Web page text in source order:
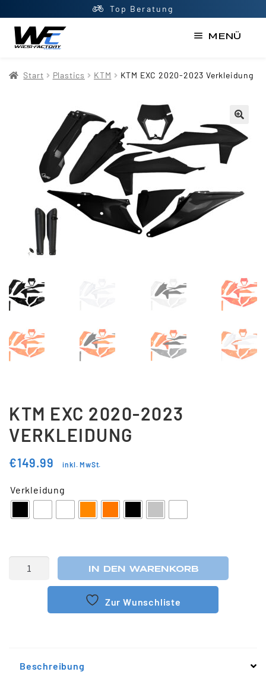
Top Beratung
MENÜ
Datenschutzerklärung
Impressum
Kontakt
Mein Konto
Newsletter
Vertrag widerrufen
Warenkorb
Widerrufsbelehrung
Wunschliste
Start Plastics KTM KTM EXC 2020-2023 Verkleidung
KTM EXC 2020-2023
VERKLEIDUNG
€149.99 inkl. MwSt.
Verkleidung
IN DEN WARENKORB
Zur Wunschliste
Beschreibung